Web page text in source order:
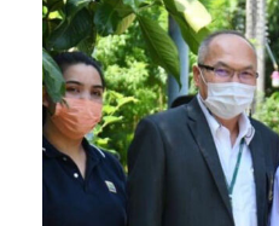
Byกองบรรณาธิการ 1 4 กุมภาพันธ์